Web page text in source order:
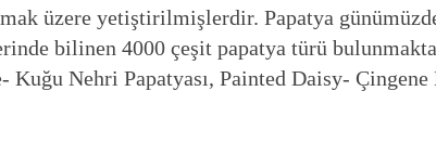
üzere yetiştirilmişlerdir. Papatya
bilinen 4000 çeşit papatya türü
Nehri Papatyası, Painted Daisy- Çingene